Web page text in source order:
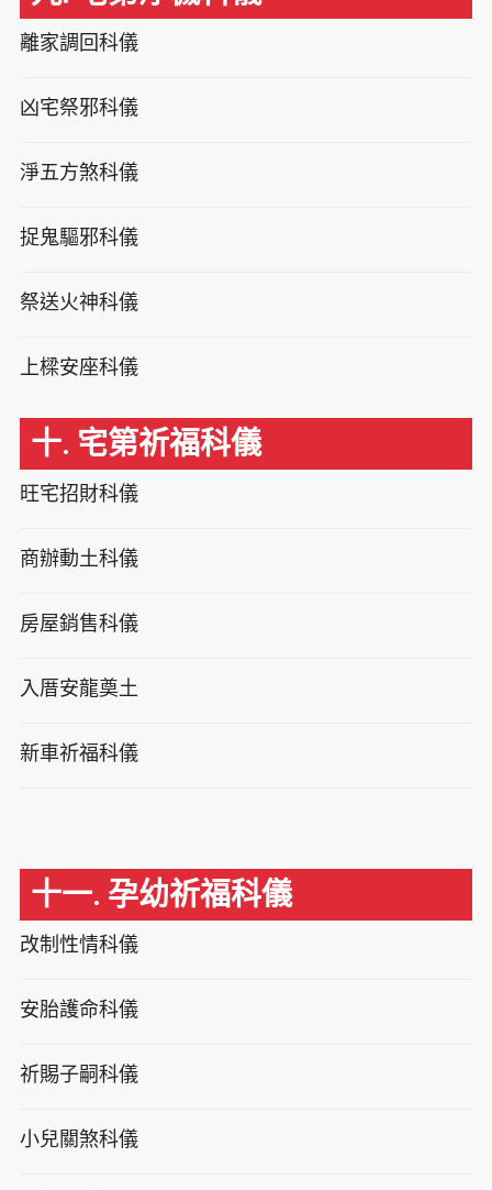
離家調回科儀
凶宅祭邪科儀
淨五方煞科儀
捉鬼驅邪科儀
祭送火神科儀
上樑安座科儀
十. 宅第祈福科儀
旺宅招財科儀
商辦動土科儀
房屋銷售科儀
入厝安龍奠土
新車祈福科儀
十一. 孕幼祈福科儀
改制性情科儀
安胎護命科儀
祈賜子嗣科儀
小兒關煞科儀